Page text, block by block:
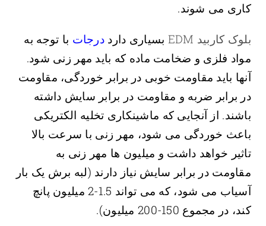
کاری می شوند.
بلوک کاربید EDM بسیاری دارد درجات با توجه به
مواد فلزی و ضخامت ماده که باید مهر زنی شود.
آنها باید مقاومت خوبی در برابر خوردگی، مقاومت
در برابر ضربه و مقاومت در برابر سایش داشته
باشند. از آنجایی که ماشینکاری تخلیه الکتریکی
باعث خوردگی می شود، مهر زنی با سرعت بالا
تاثیر خواهد داشت و میلیون ها مهر زنی به
مقاومت در برابر سایش نیاز دارند (لبه برش یک بار
آسیاب می شود، که می تواند 1.5-2 میلیون پانچ
کند، در مجموع 150-200 میلیون).